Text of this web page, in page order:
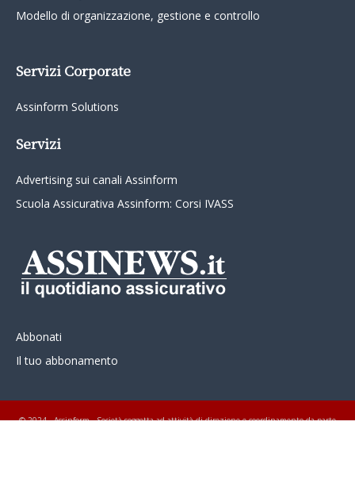
Modello di organizzazione, gestione e controllo
Servizi Corporate
Assinform Solutions
Servizi
Advertising sui canali Assinform
Scuola Assicurativa Assinform: Corsi IVASS
Abbonati
Il tuo abbonamento
© 2024 - Assinform - Società soggetta ad attività di direzione e coordinamento da parte